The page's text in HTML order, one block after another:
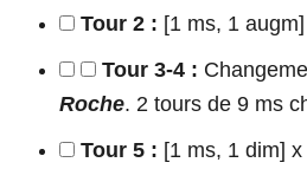
Tour 2 : [1 ms, 1
Tour 3-4 :
Roche. 2 tours de 9 ms
Tour 5 : [1 ms, 1 dim]